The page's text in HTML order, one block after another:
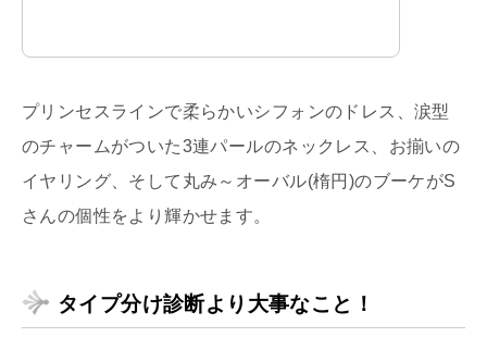
プリンセスラインで柔らかいシフォンのドレス、涙型
のチャームがついた3連パールのネックレス、お揃いの
イヤリング、そして丸み～オーバル(楕円)のブーケがS
さんの個性をより輝かせます。
タイプ分け診断より大事なこと！